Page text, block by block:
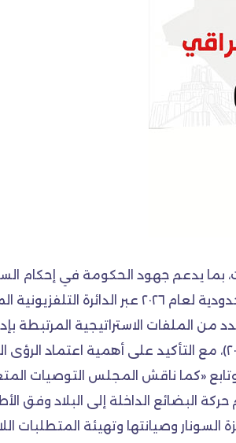
بما يدعم جهود الحكومة في إحكام
الحدودية وتطوير آليات العمل فيها.وقالت الهيئة في بيان «عقد الاجتماع الرابع لمجلس
الملفات الاستراتيجية المرتبطة
الحدودية في العراق، حيث شهد استعراض الاستراتيجية الوطنية للإدارة المتكاملة للحدود للفترة (٢٠٢٥–٢٠٣٠)، مع
«كما ناقش المجلس التوصيات
البضائع الداخلة إلى البلاد وفق
وصيانتها وتهيئة المتطلبات